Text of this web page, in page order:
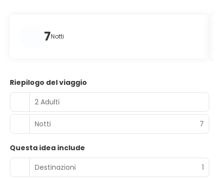
7Notti
Riepilogo del viaggio
2 Adulti
Notti 7
Questa idea include
Destinazioni
1